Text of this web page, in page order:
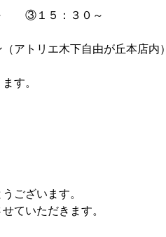
③１５：３０～
トリエ木下自由が丘本店内）
す。
ございます。
ていただきます。